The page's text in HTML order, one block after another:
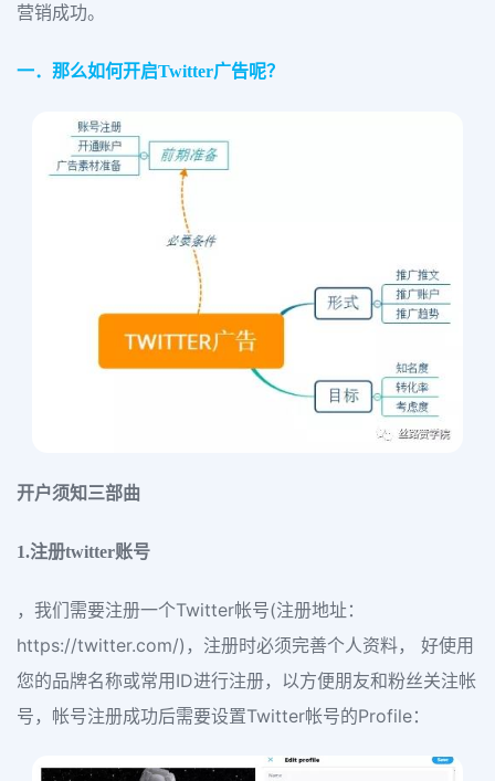
营销成功。
一．那么如何开启Twitter广告呢？
开户须知三部曲
1.注册twitter账号
，我们需要注册一个Twitter帐号(注册地址：
https://twitter.com/)，注册时必须完善个人资料， 好使用
您的品牌名称或常用ID进行注册，以方便朋友和粉丝关注帐
号，帐号注册成功后需要设置Twitter帐号的Profile：